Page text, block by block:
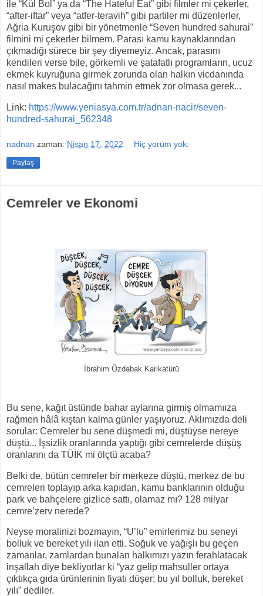
ile “Kül Bol” ya da “The Hateful Eat” gibi filmler mi çekerler,
“after-iftar” veya “atfer-teravih” gibi partiler mi düzenlerler,
Ağria Kuruşov gibi bir yönetmenle “Seven hundred sahurai”
filmini mi çekerler bilmem. Parası kamu kaynaklarından
çıkmadığı sürece bir şey diyemeyiz. Ancak, parasını
kendileri verse bile, görkemli ve şatafatlı programların, ucuz
ekmek kuyruğuna girmek zorunda olan halkın vicdanında
nasıl makes bulacağını tahmin etmek zor olmasa gerek...
Link: https://www.yeniasya.com.tr/adnan-nacir/seven-
hundred-sahurai_562348
nadnan zaman: Nisan 17, 2022 Hiç yorum yok:
Paylaş
Cemreler ve Ekonomi
İbrahim Özdabak Karikatürü
Bu sene, kağıt üstünde bahar aylarına girmiş olmamııza
rağmen hâlâ kıştan kalma günler yaşıyoruz. Aklımızda deli
sorular: Cemreler bu sene düşmedi mi, düştüyse nereye
düştü... İşsizlik oranlarında yaptığı gibi cemrelerde düşüş
oranlarını da TÜİK mi ölçtü acaba?
Belki de, bütün cemreler bir merkeze düştü, merkez de bu
cemreleri toplayıp arka kapıdan, kamu banklarının olduğu
park ve bahçelere gizlice sattı, olamaz mı? 128 milyar
cemre’zerv nerede?
Neyse moralinizi bozmayın, “U’lu” emirlerimiz bu seneyi
bolluk ve bereket yılı ilan etti. Soğuk ve yağışlı bu geçen
zamanlar, zamlardan bunalan halkımızı yazın ferahlatacak
inşallah diye bekliyorlar ki “yaz gelip mahsuller ortaya
çıktıkça gıda ürünlerinin fiyatı düşer; bu yıl bolluk, bereket
yılı” dediler.